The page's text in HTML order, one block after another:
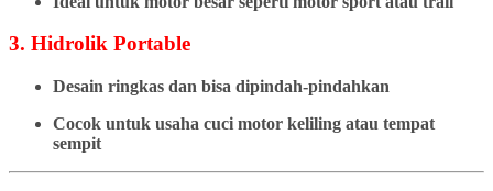
3. Hidrolik Portable
Desain ringkas dan bisa dipindah-pindahkan
Cocok untuk usaha cuci motor keliling atau tempat
sempit